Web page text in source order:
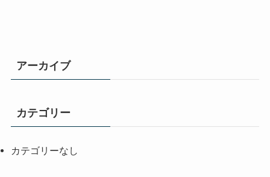
アーカイブ
カテゴリー
カテゴリーなし